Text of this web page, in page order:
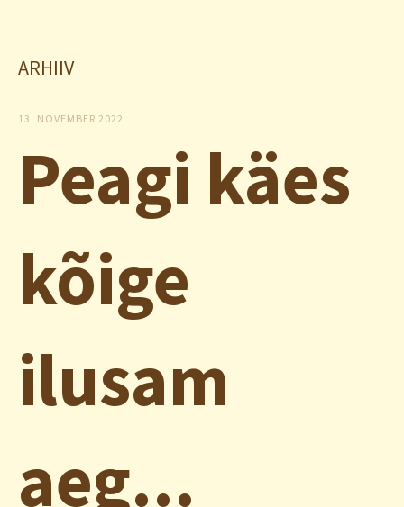
ARHIIV
13. NOVEMBER 2022
Peagi käes
kõige
ilusam
aeg...